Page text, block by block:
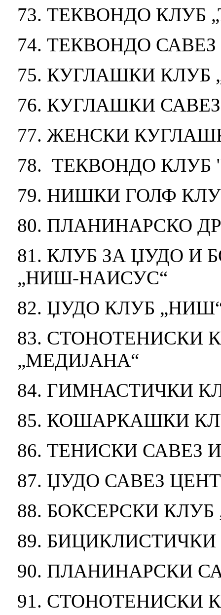
73. ТЕКВОНДО КЛУБ
74. ТЕКВОНДО
75. КУГЛАШКИ КЛУБ
76. КУГЛАШКИ
77. ЖЕНСКИ
78. ТЕКВОНДО КЛУБ
79. НИШКИ ГОЛФ
80. ПЛАНИНАРСКО
81. КЛУБ ЗА ЏУДО И
„НИШ-НАИСУС“
82. ЏУДО КЛУБ
83. СТОНОТЕНИСКИ
„МЕДИЈАНА“
84. ГИМНАСТИЧКИ
85. КОШАРКАШКИ
86. ТЕНИСКИ САВЕЗ
87. ЏУДО САВЕЗ
88. БОКСЕРСКИ КЛУБ
89.
90. ПЛАНИНАРСКИ
91. СТОНОТЕНИСКИ